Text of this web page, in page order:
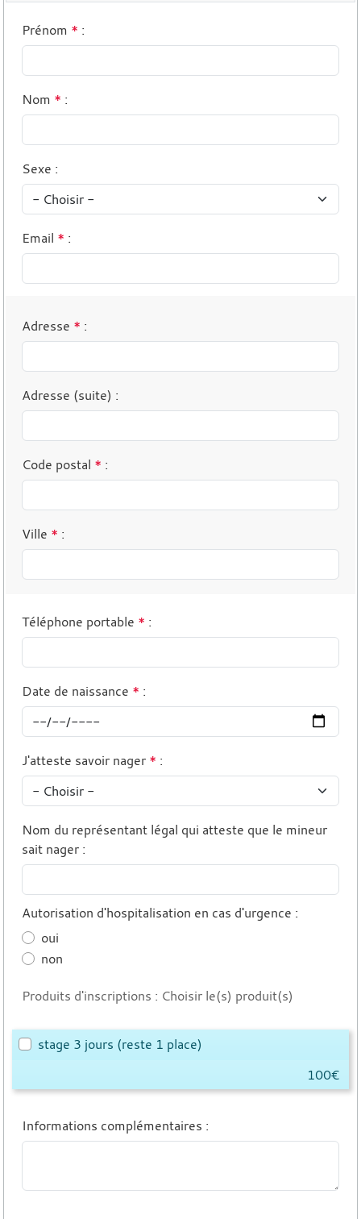
Prénom * :
Nom * :
Sexe :
Email * :
Adresse * :
Adresse (suite) :
Code postal * :
Ville * :
Téléphone portable * :
Date de naissance * :
J'atteste savoir nager * :
Nom du représentant légal qui atteste que le mineur
sait nager :
Autorisation d'hospitalisation en cas d'urgence :
oui
non
Produits d'inscriptions : Choisir le(s) produit(s)
stage 3 jours (reste 1 place)
100€
Informations complémentaires :